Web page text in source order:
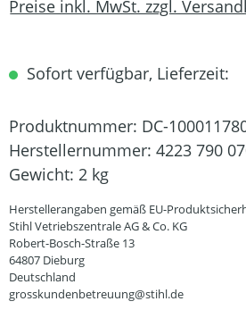
Preise inkl. MwSt. zzgl.
Sofort verfügbar, Lieferzeit:
Produktnummer: DC-
Herstellernummer: 4223 790
Gewicht: 2 kg
Herstellerangaben gemäß EU-
Stihl Vetriebszentrale AG & Co. KG
Robert-Bosch-Straße 13
64807 Dieburg
Deutschland
grosskundenbetreuung@stihl.de